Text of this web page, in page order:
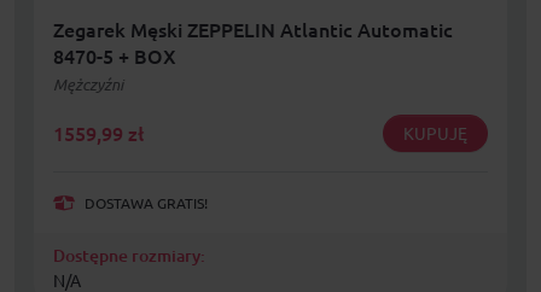
Zegarek Męski ZEPPELIN Atlantic Automatic
8470-5 + BOX
Mężczyźni
1559,99 zł KUPUJĘ
DOSTAWA GRATIS!
Dostępne rozmiary:
N/A